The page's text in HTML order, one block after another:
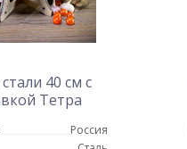
40 см с
Тетра
Россия